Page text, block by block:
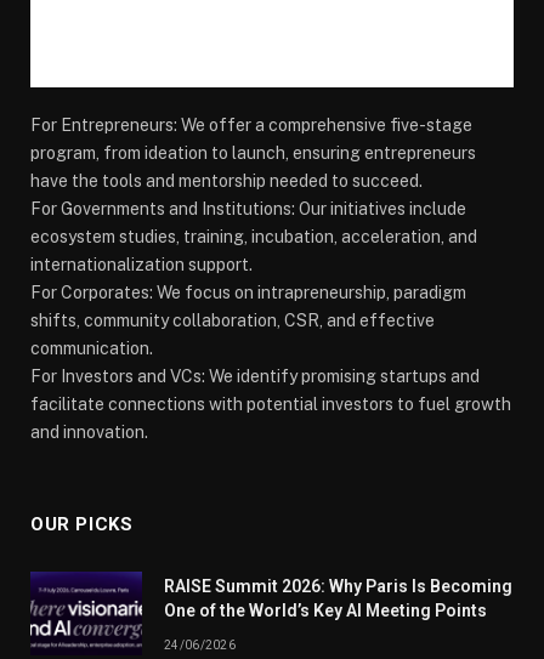
For Entrepreneurs: We offer a comprehensive five-stage
program, from ideation to launch, ensuring entrepreneurs
have the tools and mentorship needed to succeed.
For Governments and Institutions: Our initiatives include
ecosystem studies, training, incubation, acceleration, and
internationalization support.
For Corporates: We focus on intrapreneurship, paradigm
shifts, community collaboration, CSR, and effective
communication.
For Investors and VCs: We identify promising startups and
facilitate connections with potential investors to fuel growth
and innovation.
OUR PICKS
RAISE Summit 2026: Why Paris Is Becoming
One of the World’s Key AI Meeting Points
24/06/2026